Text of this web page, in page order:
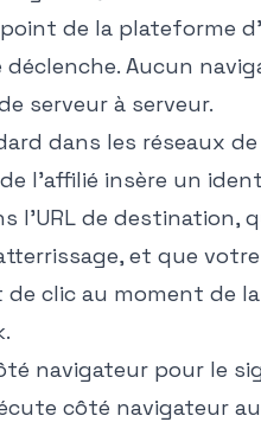
de la plateforme
Aucun
serveur à serveur.
dans les réseaux
l'affilié insère un
l'URL de destination,
et que
clic au moment de
navigateur pour le
côté navigateur